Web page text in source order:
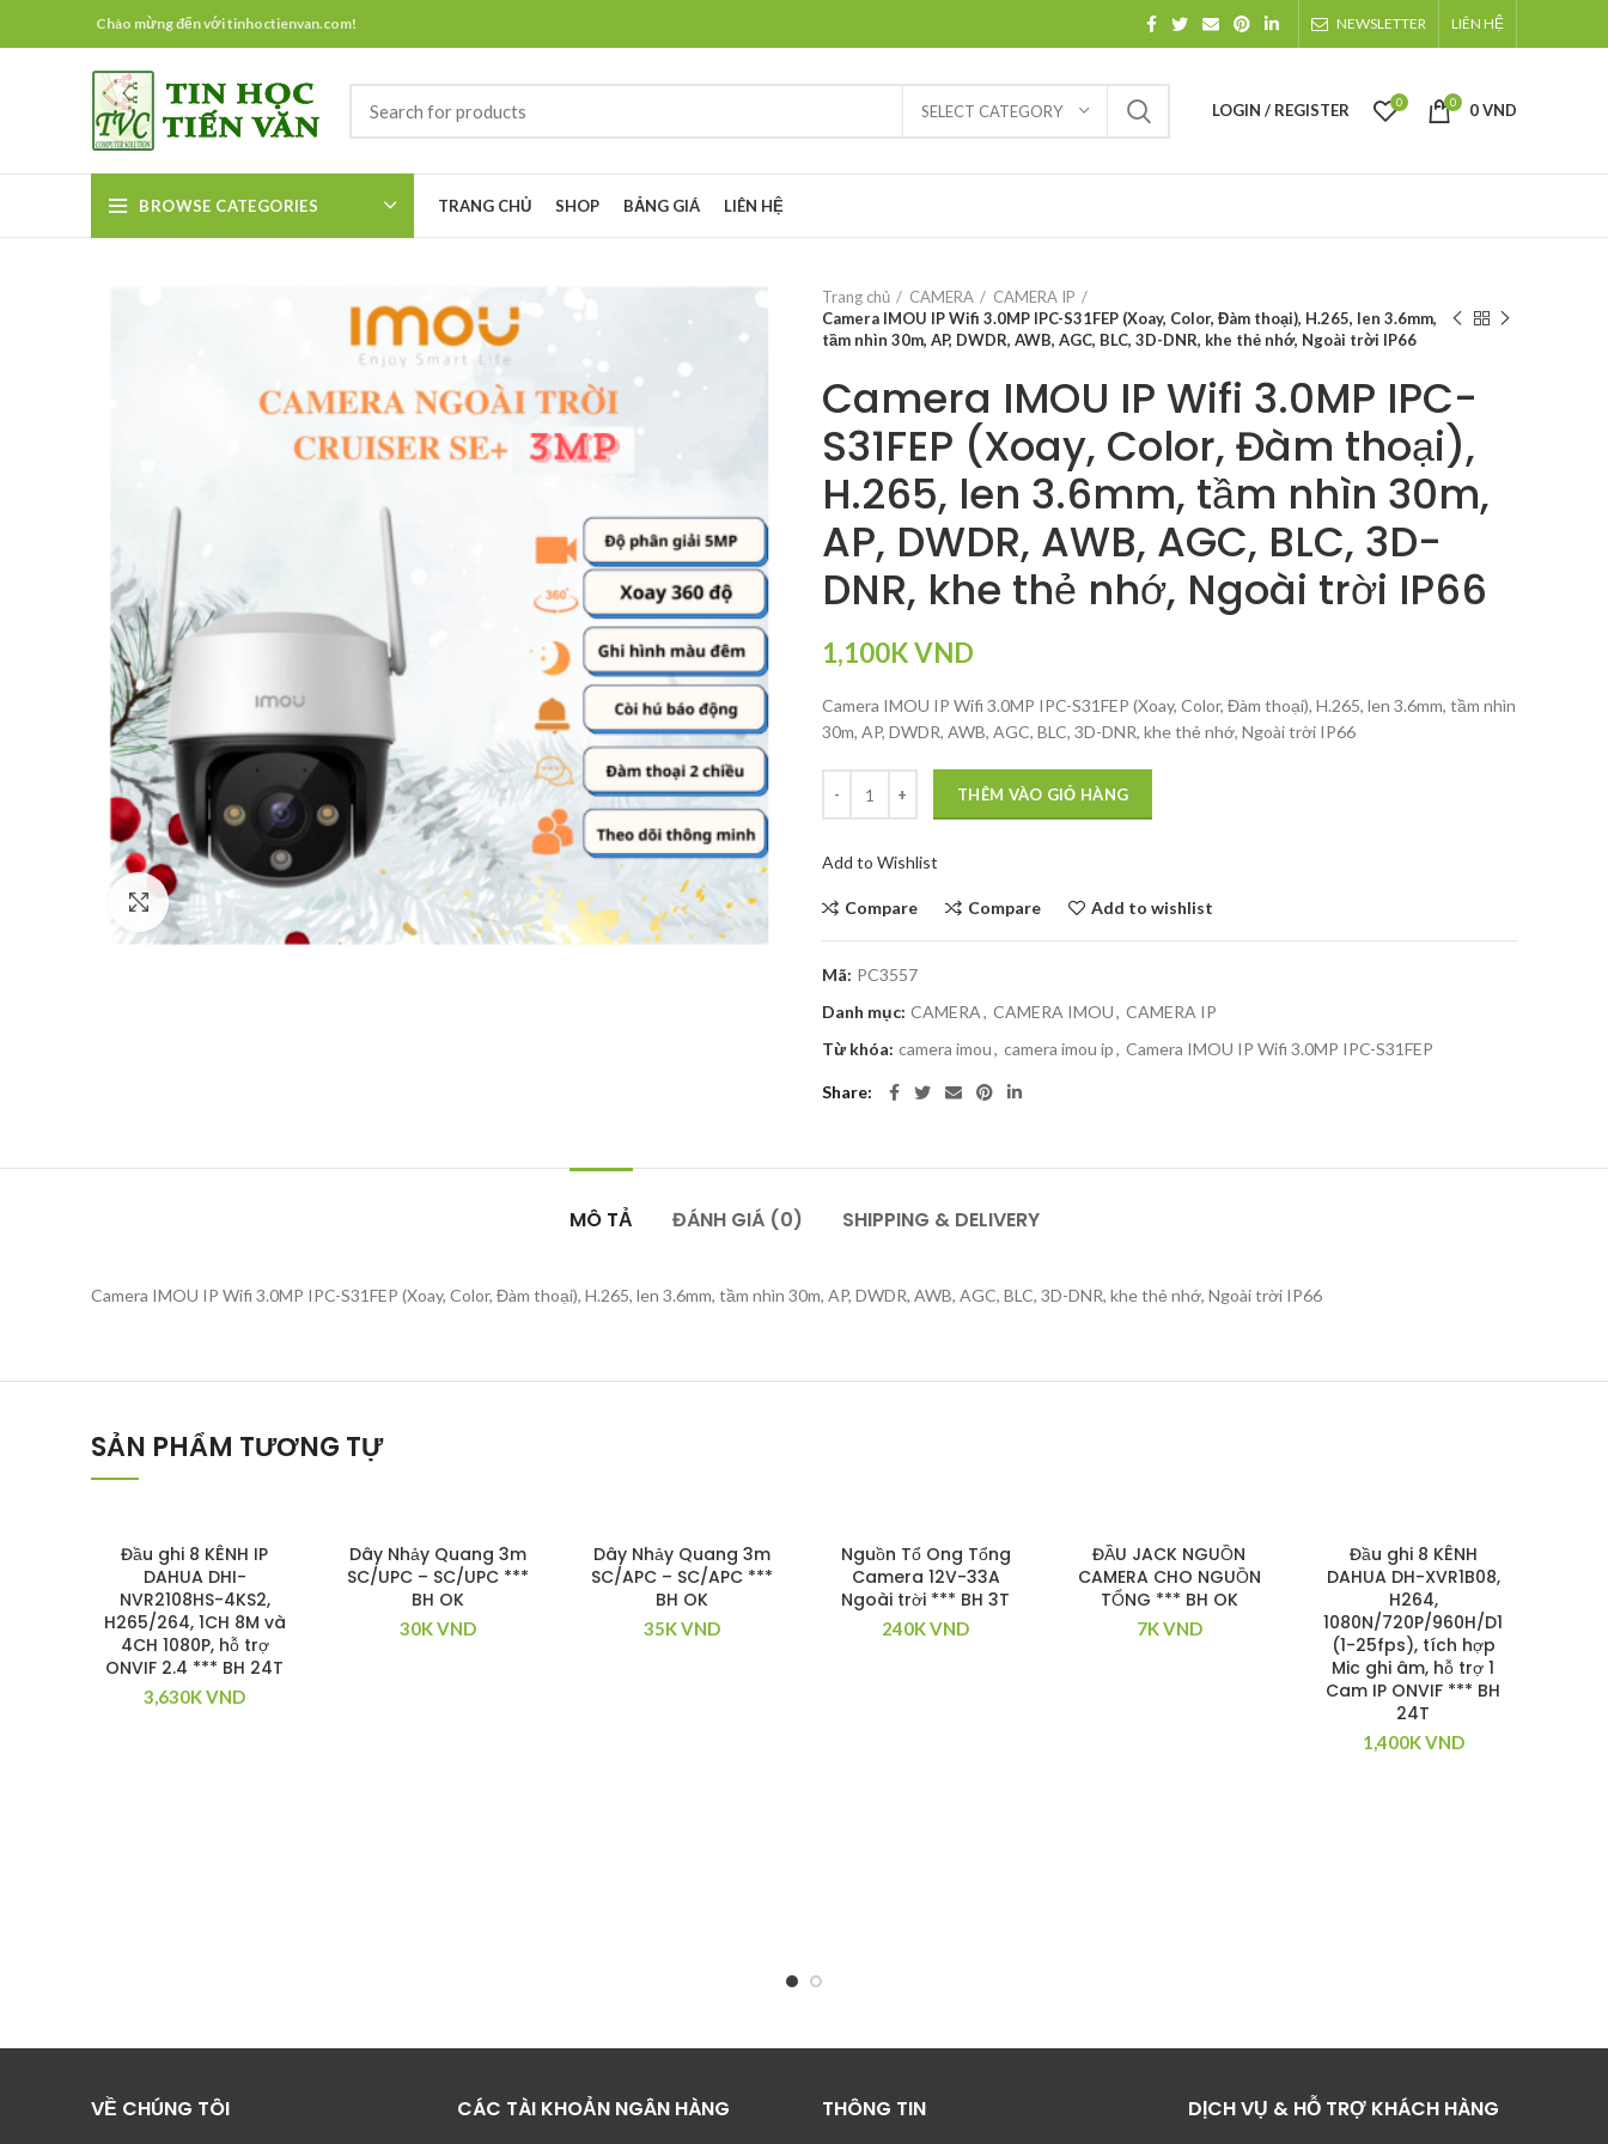
Chào mừng đến với tinhoctienvan.com! NEWSLETTER LIÊN HỆ
SELECT CATEGORY LOGIN / REGISTER 0 0 0VND
BROWSE CATEGORIES TRANG CHỦ SHOP BẢNG GIÁ LIÊN HỆ
Click to enlarge
Trang chủ CAMERA
CAMERA IP
Camera IMOU IP Wifi 3.0MP IPC-S31FEP (Xoay, Color, Đàm thoại), H.265, len 3.6mm,
tầm nhìn 30m, AP, DWDR, AWB, AGC, BLC, 3D-DNR, khe thẻ nhớ, Ngoài trời IP66
Camera IMOU IP Wifi 3.0MP IPC-
S31FEP (Xoay, Color, Đàm thoại),
H.265, len 3.6mm, tầm nhìn 30m,
AP, DWDR, AWB, AGC, BLC, 3D-
DNR, khe thẻ nhớ, Ngoài trời IP66
1,100KVND
Camera IMOU IP Wifi 3.0MP IPC-S31FEP (Xoay, Color, Đàm thoại), H.265, len 3.6mm, tầm nhìn
30m, AP, DWDR, AWB, AGC, BLC, 3D-DNR, khe thẻ nhớ, Ngoài trời IP66
THÊM VÀO GIỎ HÀNG
Add to Wishlist
Compare Compare Add to wishlist
Mã: PC3557
Danh mục: CAMERA, CAMERA IMOU, CAMERA IP
Từ khóa: camera imou, camera imou ip, Camera IMOU IP Wifi 3.0MP IPC-S31FEP
Share
MÔ TẢ ĐÁNH GIÁ (0) SHIPPING & DELIVERY
Camera IMOU IP Wifi 3.0MP IPC-S31FEP (Xoay, Color, Đàm thoại), H.265, len 3.6mm, tầm nhìn 30m, AP, DWDR, AWB, AGC, BLC, 3D-DNR, khe thẻ nhớ, Ngoài trời IP66
SẢN PHẨM TƯƠNG TỰ
Đầu ghi 8 KÊNH IP
DAHUA DHI-
NVR2108HS-4KS2,
H265/264, 1CH 8M và
4CH 1080P, hỗ trợ
ONVIF 2.4 *** BH 24T
3,630KVND
Dây Nhảy Quang 3m
SC/UPC – SC/UPC ***
BH OK
30KVND
Dây Nhảy Quang 3m
SC/APC – SC/APC ***
BH OK
35KVND
Nguồn Tổ Ong Tổng
Camera 12V-33A
Ngoài trời *** BH 3T
240KVND
ĐẦU JACK NGUỒN
CAMERA CHO NGUỒN
TỔNG *** BH OK
7KVND
Đầu ghi 8 KÊNH
DAHUA DH-XVR1B08,
H264,
1080N/720P/960H/D1
(1-25fps), tích hợp
Mic ghi âm, hỗ trợ 1
Cam IP ONVIF *** BH
24T
1,400KVND
VỀ CHÚNG TÔI CÁC TÀI KHOẢN NGÂN HÀNG THÔNG TIN DỊCH VỤ & HỖ TRỢ KHÁCH HÀNG